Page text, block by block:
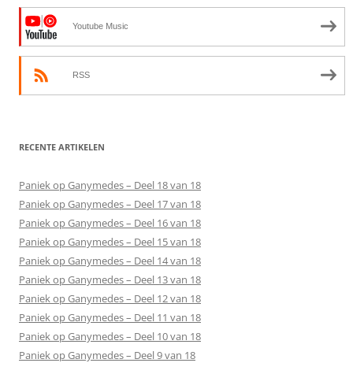
Youtube Music
RSS
RECENTE ARTIKELEN
Paniek op Ganymedes – Deel 18 van 18
Paniek op Ganymedes – Deel 17 van 18
Paniek op Ganymedes – Deel 16 van 18
Paniek op Ganymedes – Deel 15 van 18
Paniek op Ganymedes – Deel 14 van 18
Paniek op Ganymedes – Deel 13 van 18
Paniek op Ganymedes – Deel 12 van 18
Paniek op Ganymedes – Deel 11 van 18
Paniek op Ganymedes – Deel 10 van 18
Paniek op Ganymedes – Deel 9 van 18